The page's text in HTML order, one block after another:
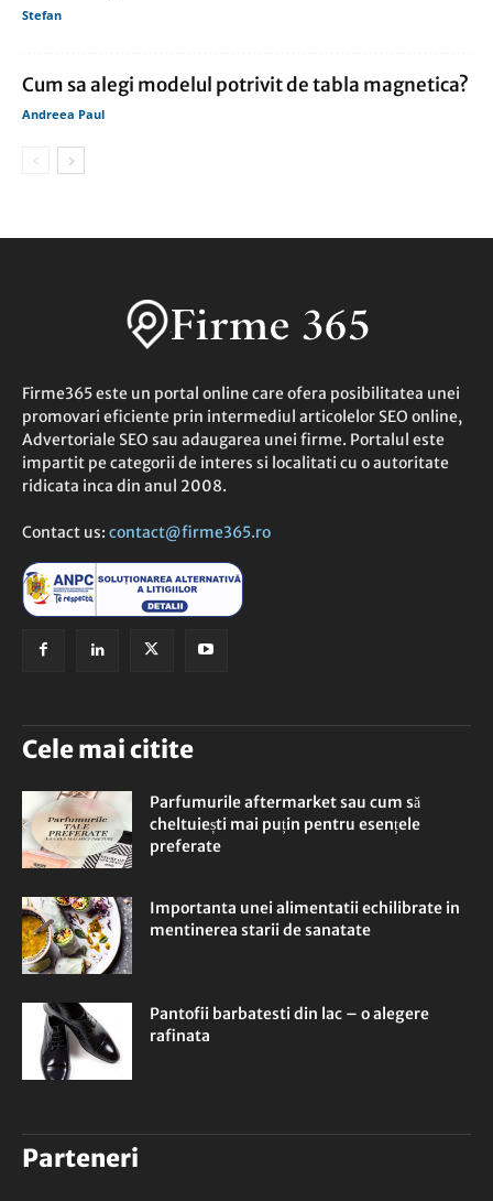
Stefan
Cum sa alegi modelul potrivit de tabla magnetica?
Andreea Paul
Firme365 este un portal online care ofera posibilitatea unei
promovari eficiente prin intermediul articolelor SEO online,
Advertoriale SEO sau adaugarea unei firme. Portalul este
impartit pe categorii de interes si localitati cu o autoritate
ridicata inca din anul 2008.
Contact us: contact@firme365.ro
Cele mai citite
Parfumurile aftermarket sau cum să
cheltuiești mai puțin pentru esențele
preferate
Importanta unei alimentatii echilibrate in
mentinerea starii de sanatate
Pantofii barbatesti din lac – o alegere
rafinata
Parteneri